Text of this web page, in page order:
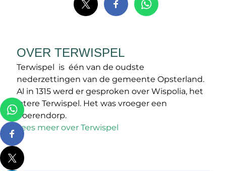
OVER TERWISPEL
Terwispel is één van de oudste
nederzettingen van de gemeente Opsterland.
Al in 1315 werd er gesproken over Wispolia, het
latere Terwispel. Het was vroeger een
boerendorp.
Lees meer over Terwispel